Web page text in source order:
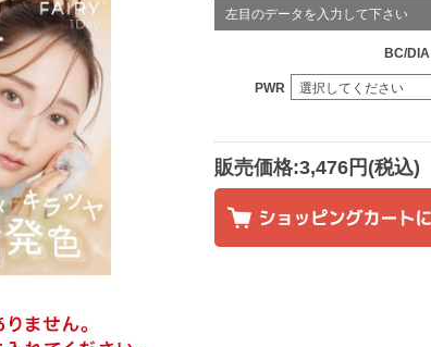
左目のデータを入力して下さい
BC/DIA
PWR
販売価格:3,476円(税込)